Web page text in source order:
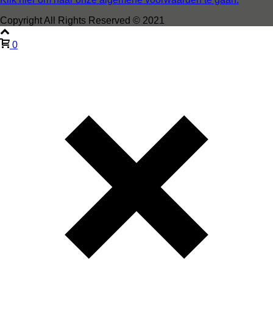
Copyright All Rights Reserved © 2021
0